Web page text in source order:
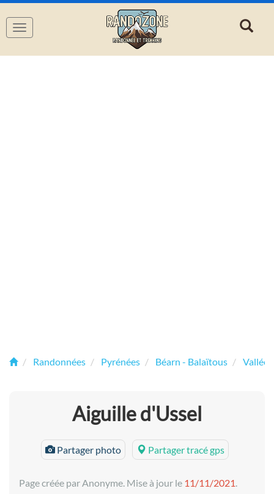
Navigation
Randonnées Pyrénées Béarn - Balaïtous Vallée
Aiguille d'Ussel
Partager photo Partager tracé gps
Page créée par Anonyme. Mise à jour le 11/11/2021.